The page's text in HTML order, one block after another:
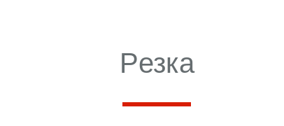
Pезка